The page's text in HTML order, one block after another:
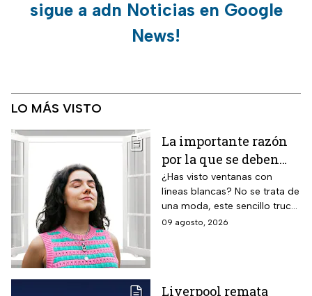
sigue a adn Noticias en Google
News!
LO MÁS VISTO
La importante razón
por la que se deben
pintar líneas blancas
en las ventanas
¿Has visto ventanas con
líneas blancas? No se trata de
una moda, este sencillo truco
puede ayudar a salvar vidas,
09 agosto, 2026
Liverpool remata